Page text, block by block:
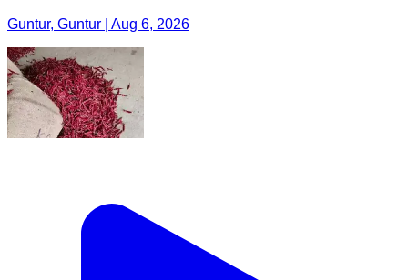
Guntur, Guntur | Aug 6, 2026